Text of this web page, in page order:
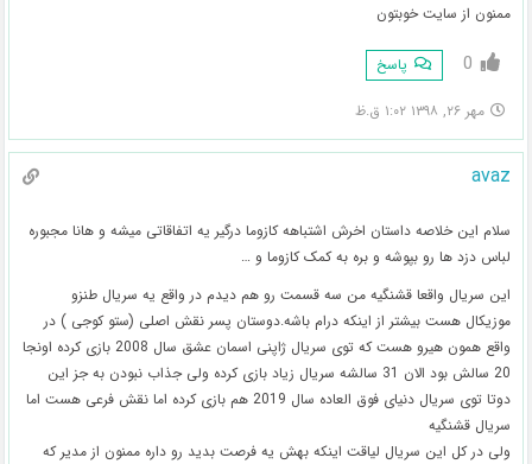
ممنون از سایت خوبتون
0 پاسخ
مهر ۲۶, ۱۳۹۸ ۱:۰۲ ق.ظ
avaz
سلام این خلاصه داستان اخرش اشتباهه کازوما درگیر یه اتفاقاتی میشه و هانا مجبوره
لباس دزد ها رو بپوشه و بره به کمک کازوما و …
این سریال واقعا قشنگیه من سه قسمت رو هم دیدم در واقع یه سریال طنزو
موزیکال هست بیشتر از اینکه درام باشه.دوستان پسر نقش اصلی (ستو کوجی ) در
واقع همون هیرو هست که توی سریال ژاپنی اسمان عشق سال 2008 بازی کرده اونجا
20 سالش بود الان 31 سالشه سریال زیاد بازی کرده ولی جذاب نبودن به جز این
دوتا توی سریال دنیای فوق العاده سال 2019 هم بازی کرده اما نقش فرعی هست اما
سریال قشنگیه
ولی در کل این سریال لیاقت اینکه بهش یه فرصت بدید رو داره ممنون از مدیر که